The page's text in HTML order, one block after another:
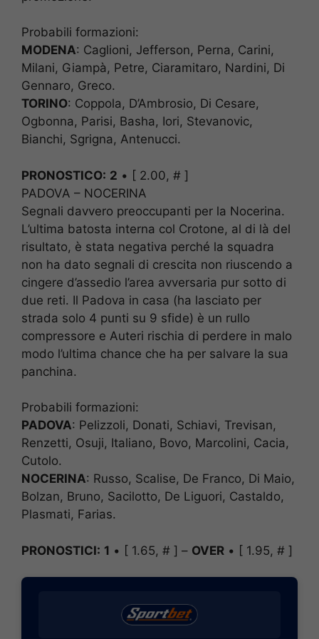
Probabili formazioni:
MODENA: Caglioni, Jefferson, Perna, Carini,
Milani, Giampà, Petre, Ciaramitaro, Nardini, Di
Gennaro, Greco.
TORINO: Coppola, D’Ambrosio, Di Cesare,
Ogbonna, Parisi, Basha, Iori, Stevanovic,
Bianchi, Sgrigna, Antenucci.
PRONOSTICO: 2 • [ 2.00, # ]
PADOVA – NOCERINA
Segnali davvero preoccupanti per la Nocerina.
L’ultima batosta interna col Crotone, al di là del
risultato, è stata negativa perché la squadra
non ha dato segnali di crescita non riuscendo a
cingere d’assedio l’area avversaria pur sotto di
due reti. Il Padova in casa (ha lasciato per
strada solo 4 punti su 9 sfide) è un rullo
compressore e Auteri rischia di perdere in malo
modo l’ultima chance che ha per salvare la sua
panchina.
Probabili formazioni:
PADOVA: Pelizzoli, Donati, Schiavi, Trevisan,
Renzetti, Osuji, Italiano, Bovo, Marcolini, Cacia,
Cutolo.
NOCERINA: Russo, Scalise, De Franco, Di Maio,
Bolzan, Bruno, Sacilotto, De Liguori, Castaldo,
Plasmati, Farias.
PRONOSTICI: 1 • [ 1.65, # ] – OVER • [ 1.95, # ]